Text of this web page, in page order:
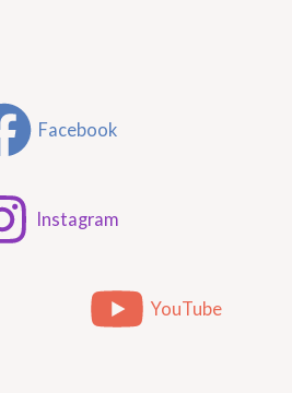
Facebook
Instagram
YouTube